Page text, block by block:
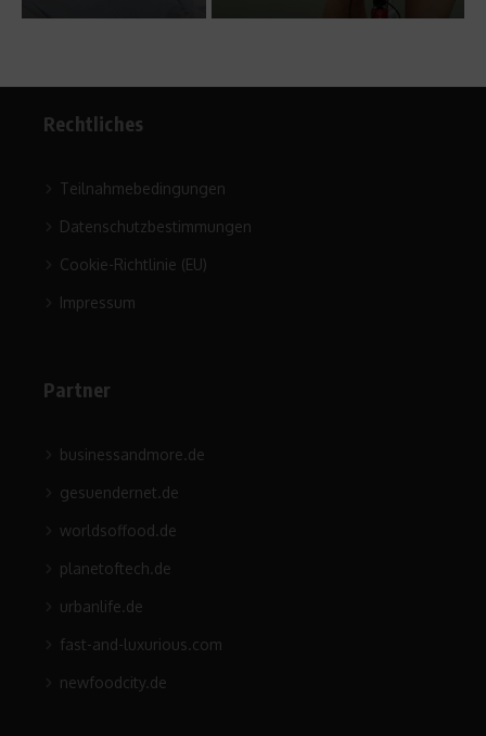
Rechtliches
Teilnahmebedingungen
Datenschutzbestimmungen
Cookie-Richtlinie (EU)
Impressum
Partner
businessandmore.de
gesuendernet.de
worldsoffood.de
planetoftech.de
urbanlife.de
fast-and-luxurious.com
newfoodcity.de